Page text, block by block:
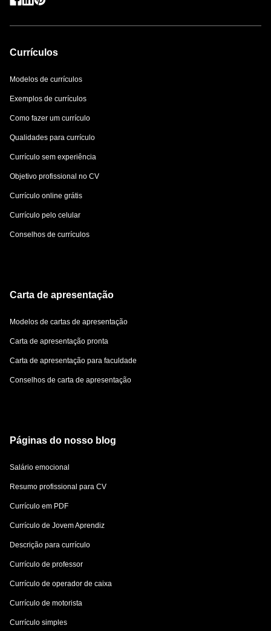
Currículos
Modelos de currículos
Exemplos de currículos
Como fazer um currículo
Qualidades para currículo
Currículo sem experiência
Objetivo profissional no CV
Currículo online grátis
Currículo pelo celular
Conselhos de currículos
Carta de apresentação
Modelos de cartas de apresentação
Carta de apresentação pronta
Carta de apresentação para faculdade
Conselhos de carta de apresentação
Páginas do nosso blog
Salário emocional
Resumo profissional para CV
Currículo em PDF
Currículo de Jovem Aprendiz
Descrição para currículo
Currículo de professor
Currículo de operador de caixa
Currículo de motorista
Currículo simples